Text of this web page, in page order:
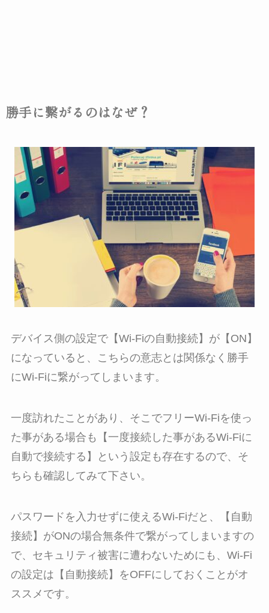
勝手に繋がるのはなぜ？
デバイス側の設定で【Wi-Fiの自動接続】が【ON】
になっていると、こちらの意志とは関係なく勝手
にWi-Fiに繋がってしまいます。
一度訪れたことがあり、そこでフリーWi-Fiを使っ
た事がある場合も【一度接続した事があるWi-Fiに
自動で接続する】という設定も存在するので、そ
ちらも確認してみて下さい。
パスワードを入力せずに使えるWi-Fiだと、【自動
接続】がONの場合無条件で繋がってしまいますの
で、セキュリティ被害に遭わないためにも、Wi-Fi
の設定は【自動接続】をOFFにしておくことがオ
ススメです。